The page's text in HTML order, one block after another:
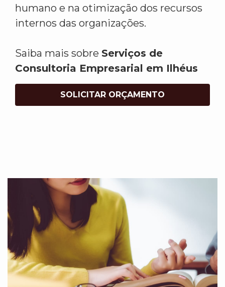
humano e na otimização dos recursos
internos das organizações.
Saiba mais sobre Serviços de
Consultoria Empresarial em Ilhéus
SOLICITAR ORÇAMENTO